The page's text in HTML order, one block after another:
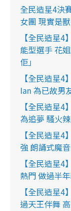
全民造星4決
女團 現實是
【全民造星
能型選手 花
佢」
【全民造星
Ian 為已故男
【全民造星
為追夢 騷火
【全民造星
強 朗誦式魔
【全民造星
熱門 做過半
【全民造星
過天王伴舞